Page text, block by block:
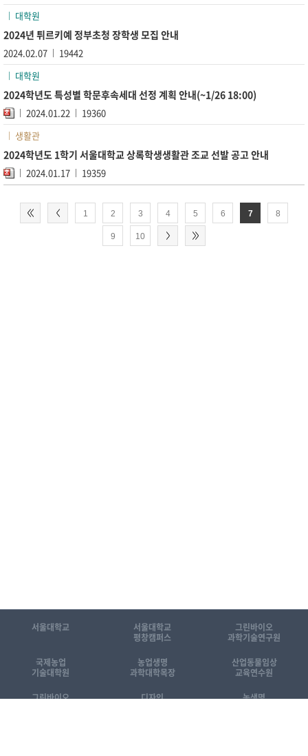
대학원
2024년 튀르키예 정부초청 장학생 모집 안내
2024.02.07
19442
대학원
2024학년도 특성별 학문후속세대 선정 계획 안내(~1/26 18:00)
2024.01.22
19360
생활관
2024학년도 1학기 서울대학교 상록학생생활관 조교 선발 공고 안내
2024.01.17 19359
1 2 3 4 5 6 7 8
9 10
서울대학교
서울대학교
평창캠퍼스
그린바이오
과학기술연구원
국제농업
기술대학원
농업생명
과학대학목장
산업동물임상
교육연수원
그린바이오
디자인
농생명